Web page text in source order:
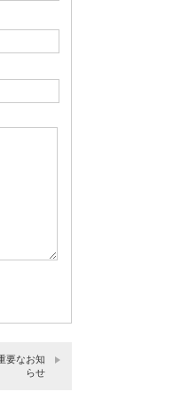
要なお知
らせ